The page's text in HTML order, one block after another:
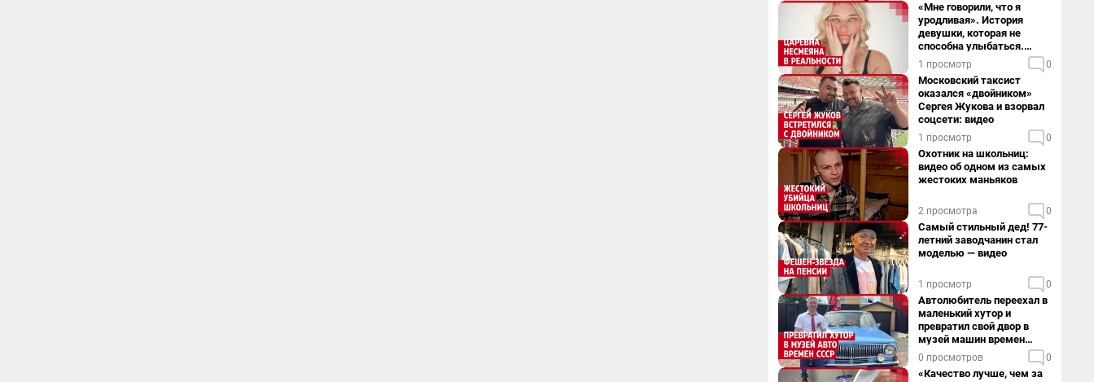
«Мне говорили, что я
уродливая». История
девушки, которая не
способна улыбаться.
Видео
1 просмотр 0
Московский таксист
оказался «двойником»
Сергея Жукова и взорвал
соцсети: видео
1 просмотр 0
Охотник на школьниц:
видео об одном из самых
жестоких маньяков
2 просмотра 0
Самый стильный дед! 77-
летний заводчанин стал
моделью — видео
1 просмотр 0
Автолюбитель переехал в
маленький хутор и
превратил свой двор в
музей машин времен
СССР. Видео
0 просмотров 0
«Качество лучше, чем за